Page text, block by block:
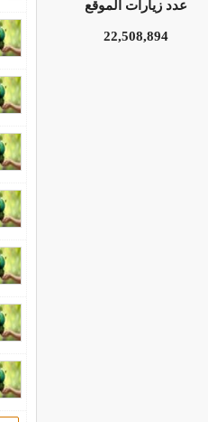
عدد زيارات الموقع
22,508,894